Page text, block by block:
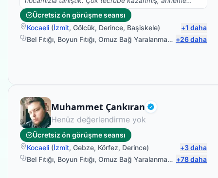
yaklaşımı, işi bilmesi ve annemle kurduğu gönül bağıyla
annem kısa sürede eskisi gibi yürümeye başladı. Çok
efendi ve düzgün bir insan emeklerin için çok teşekkür
ediyoruz güzel yürekli kardeşim
Ücretsiz ön görüşme seansı
Kocaeli (İzmit, Gölcük, Derince, Başiskele) +1 daha
Bel Fıtığı, Boyun Fıtığı, Omuz Bağ Yaralanması ,Protez
+26daha
Muhammet Çankıran Doğrulanmış
Fizyoterapist
Henüz değerlendirme yok
Ücretsiz ön görüşme seansı
Kocaeli (İzmit, Gebze, Körfez, Derince) +3daha
Bel Fıtığı, Boyun Fıtığı, Omuz Bağ Yaralanması Protez
+78daha